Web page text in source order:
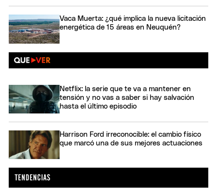
Vaca Muerta: ¿qué implica la nueva licitación
energética de 15 áreas en Neuquén?
Netflix: la serie que te va a mantener en
tensión y no vas a saber si hay salvación
hasta el último episodio
Harrison Ford irreconocible: el cambio físico
que marcó una de sus mejores actuaciones